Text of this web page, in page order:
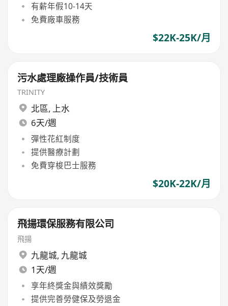
有薪年假10-14天
免費廠車服務
$22K-25K/月
污水處理廠操作員/技術員
TRINITY
北區, 上水
6天/週
彈性花紅制度
提供醫療計劃
免費穿梭巴士服務
$20K-22K/月
飛揚環保服務有限公司
飛揚
九龍城, 九龍城
1天/週
享年終獎金與績效獎勵
提供完善勞健保及勞退金